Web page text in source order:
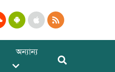
অন্যান্য